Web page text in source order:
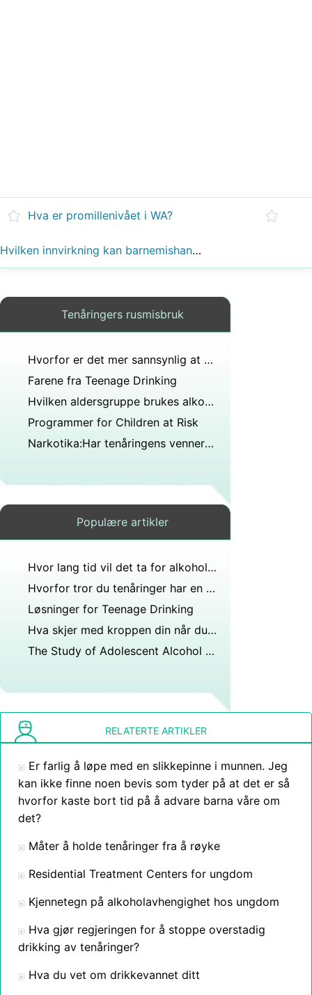
Hva er promillenivået i WA?
Hvilken innvirkning kan barnemishandling ha på en person med borderline personlighetsforstyrrelse?
Tenåringers rusmisbruk
Hvorfor er det mer sannsynlig at ungdom får anfall av blindtarmbetennelse enn voksne?
Farene fra Teenage Drinking
Hvilken aldersgruppe brukes alkohol mest av?
Programmer for Children at Risk
Narkotika:Har tenåringens venner en dårlig innflytelse?
Populære artikler
Hvor lang tid vil det ta for alkohol å forlate kroppen med 3 års ofte bruk?
Hvorfor tror du tenåringer har en tendens til å overvurdere mengden drikking som foregår blant jevnaldrende?
Løsninger for Teenage Drinking
Hva skjer med kroppen din når du drikker alkohol over lengre tid?
The Study of Adolescent Alcohol Abuse Relapse Prevention
RELATERTE ARTIKLER
Er farlig å løpe med en slikkepinne i munnen. Jeg
kan ikke finne noen bevis som tyder på at det er så
hvorfor kaste bort tid på å advare barna våre om
det?
Måter å holde tenåringer fra å røyke
Residential Treatment Centers for ungdom
Kjennetegn på alkoholavhengighet hos ungdom
Hva gjør regjeringen for å stoppe overstadig
drikking av tenåringer?
Hva du vet om drikkevannet ditt